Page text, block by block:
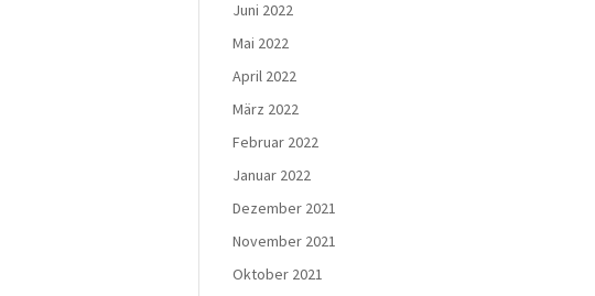
Juni 2022
Mai 2022
April 2022
März 2022
Februar 2022
Januar 2022
Dezember 2021
November 2021
Oktober 2021